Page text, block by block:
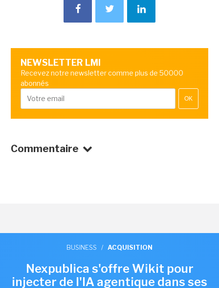
NEWSLETTER LMI
Recevez notre newsletter comme plus de 50000
abonnés
OK
Commentaire
BUSINESS / ACQUISITION
Nexpublica s'offre Wikit pour
injecter de l'IA agentique dans ses